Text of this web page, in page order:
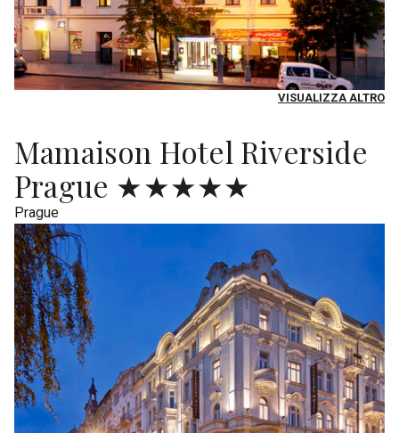
VISUALIZZA ALTRO
Mamaison Hotel Riverside
Prague ★★★★★
Prague